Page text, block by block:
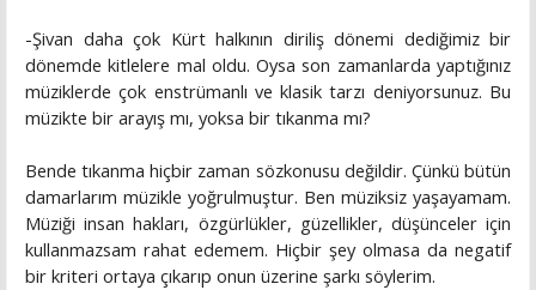
-Şivan daha çok Kürt halkının diriliş dönemi dediğimiz bir
dönemde kitlelere mal oldu. Oysa son zamanlarda yaptığınız
müziklerde çok enstrümanlı ve klasik tarzı deniyorsunuz. Bu
müzikte bir arayış mı, yoksa bir tıkanma mı?
Bende tıkanma hiçbir zaman sözkonusu değildir. Çünkü bütün
damarlarım müzikle yoğrulmuştur. Ben müziksiz yaşayamam.
Müziği insan hakları, özgürlükler, güzellikler, düşünceler için
kullanmazsam rahat edemem. Hiçbir şey olmasa da negatif
bir kriteri ortaya çıkarıp onun üzerine şarkı söylerim.